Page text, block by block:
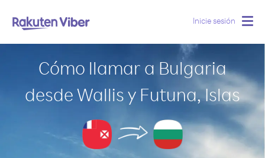
Inicie sesión
Cómo llamar a Bulgaria
desde Wallis y Futuna, Islas